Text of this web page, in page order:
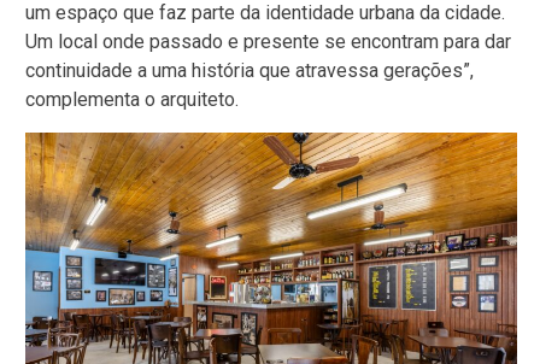
um espaço que faz parte da identidade urbana da cidade.
Um local onde passado e presente se encontram para dar
continuidade a uma história que atravessa gerações”,
complementa o arquiteto.